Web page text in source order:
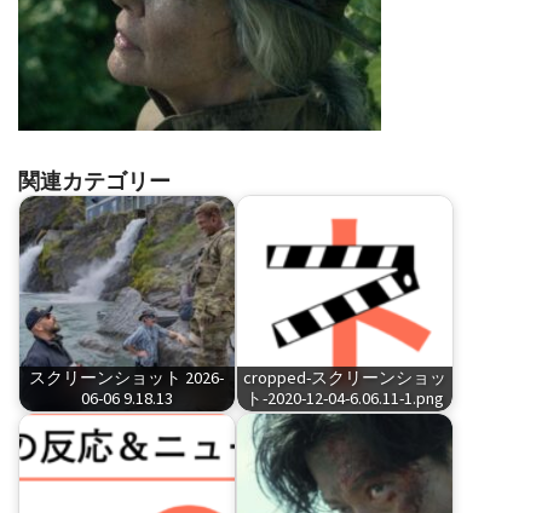
関連カテゴリー
スクリーンショット 2026-
06-06 9.18.13
cropped-スクリーンショッ
ト-2020-12-04-6.06.11-1.png